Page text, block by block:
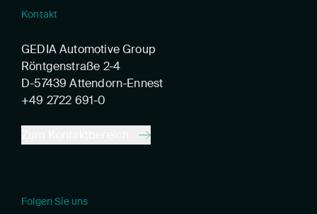
Kontakt
GEDIA Automotive Group
Röntgenstraße 2-4
D-57439 Attendorn-Ennest
+49 2722 691-0
Folgen Sie uns